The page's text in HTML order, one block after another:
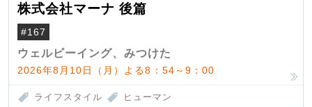
株式会社マーナ 後篇
#167
ウェルビーイング、みつけた
2026年8月10日（月）よる8：54～9：00
ライフスタイル ヒューマン